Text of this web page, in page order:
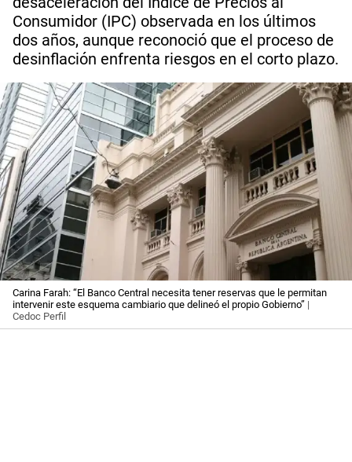
Consumidor (IPC) observada en los últimos
dos años, aunque reconoció que el proceso de
desinflación enfrenta riesgos en el corto plazo.
Carina Farah: “El Banco Central necesita tener reservas que le permitan
intervenir este esquema cambiario que delineó el propio Gobierno” |
Cedoc Perfil